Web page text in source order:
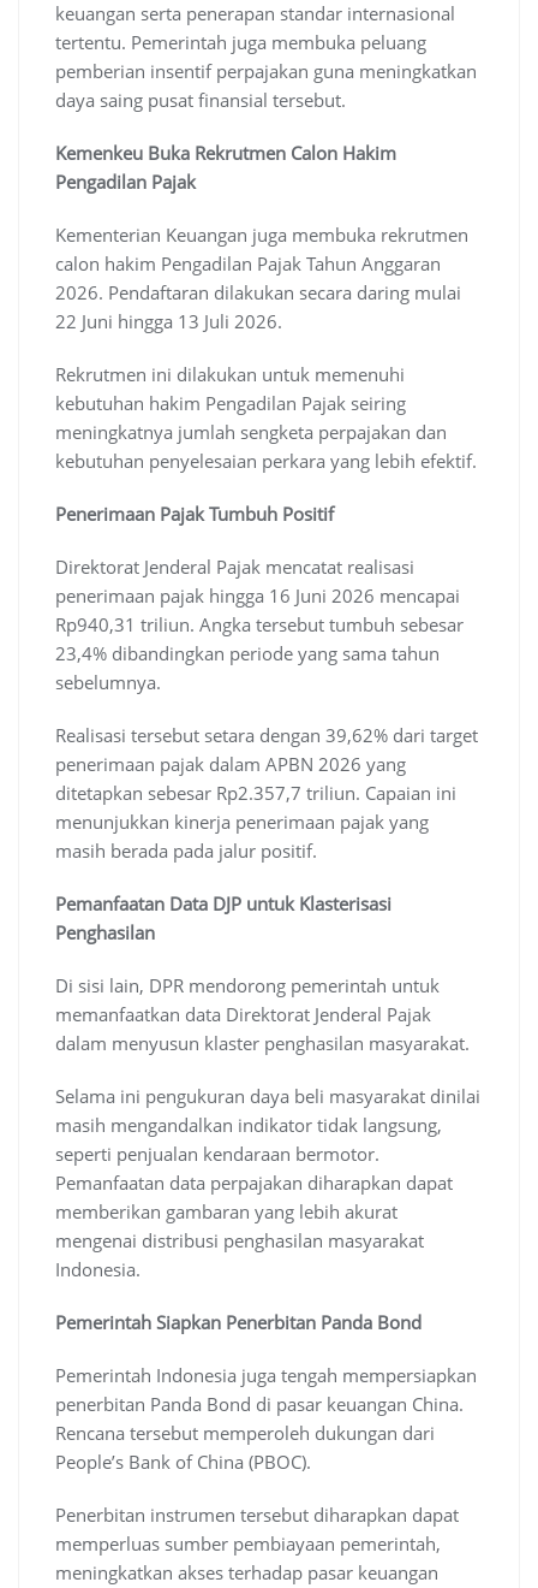
keuangan serta penerapan standar internasional
tertentu. Pemerintah juga membuka peluang
pemberian insentif perpajakan guna meningkatkan
daya saing pusat finansial tersebut.
Kemenkeu Buka Rekrutmen Calon Hakim
Pengadilan Pajak
Kementerian Keuangan juga membuka rekrutmen
calon hakim Pengadilan Pajak Tahun Anggaran
2026. Pendaftaran dilakukan secara daring mulai
22 Juni hingga 13 Juli 2026.
Rekrutmen ini dilakukan untuk memenuhi
kebutuhan hakim Pengadilan Pajak seiring
meningkatnya jumlah sengketa perpajakan dan
kebutuhan penyelesaian perkara yang lebih efektif.
Penerimaan Pajak Tumbuh Positif
Direktorat Jenderal Pajak mencatat realisasi
penerimaan pajak hingga 16 Juni 2026 mencapai
Rp940,31 triliun. Angka tersebut tumbuh sebesar
23,4% dibandingkan periode yang sama tahun
sebelumnya.
Realisasi tersebut setara dengan 39,62% dari target
penerimaan pajak dalam APBN 2026 yang
ditetapkan sebesar Rp2.357,7 triliun. Capaian ini
menunjukkan kinerja penerimaan pajak yang
masih berada pada jalur positif.
Pemanfaatan Data DJP untuk Klasterisasi
Penghasilan
Di sisi lain, DPR mendorong pemerintah untuk
memanfaatkan data Direktorat Jenderal Pajak
dalam menyusun klaster penghasilan masyarakat.
Selama ini pengukuran daya beli masyarakat dinilai
masih mengandalkan indikator tidak langsung,
seperti penjualan kendaraan bermotor.
Pemanfaatan data perpajakan diharapkan dapat
memberikan gambaran yang lebih akurat
mengenai distribusi penghasilan masyarakat
Indonesia.
Pemerintah Siapkan Penerbitan Panda Bond
Pemerintah Indonesia juga tengah mempersiapkan
penerbitan Panda Bond di pasar keuangan China.
Rencana tersebut memperoleh dukungan dari
People’s Bank of China (PBOC).
Penerbitan instrumen tersebut diharapkan dapat
memperluas sumber pembiayaan pemerintah,
meningkatkan akses terhadap pasar keuangan